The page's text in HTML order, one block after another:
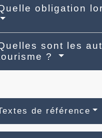
obligation
sont les
?
de référence